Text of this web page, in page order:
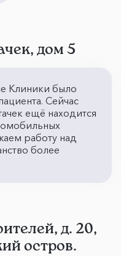
дом 5
Клиники было
Сейчас
ещё находится
работу над
более
д. 20,
остров.